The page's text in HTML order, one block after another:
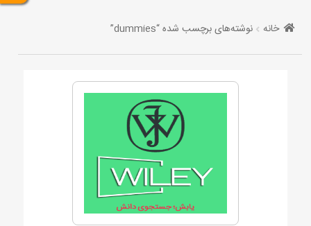
خانه نوشته‌های برچسب شده “dummies”